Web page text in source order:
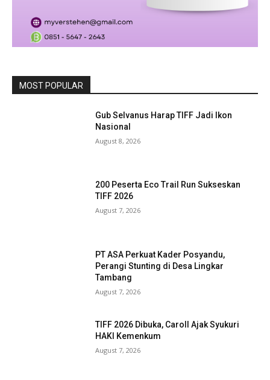
MOST POPULAR
Gub Selvanus Harap TIFF Jadi Ikon
Nasional
August 8, 2026
200 Peserta Eco Trail Run Sukseskan
TIFF 2026
August 7, 2026
PT ASA Perkuat Kader Posyandu,
Perangi Stunting di Desa Lingkar
Tambang
August 7, 2026
TIFF 2026 Dibuka, Caroll Ajak Syukuri
HAKI Kemenkum
August 7, 2026